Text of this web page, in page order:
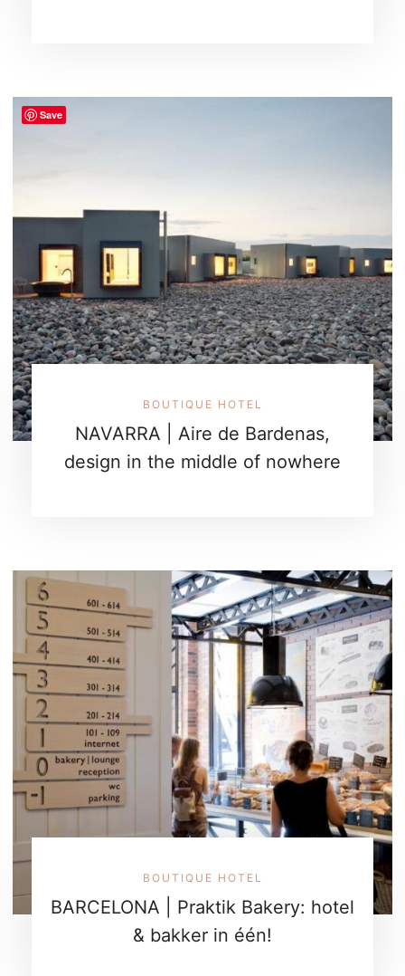
BOUTIQUE HOTEL
NAVARRA | Aire de Bardenas,
design in the middle of nowhere
BOUTIQUE HOTEL
BARCELONA | Praktik Bakery: hotel
& bakker in één!
Save